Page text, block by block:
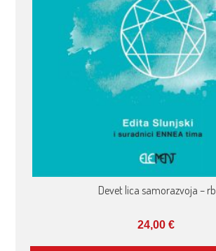
Devet lica samorazvoja – rb
24,00 €